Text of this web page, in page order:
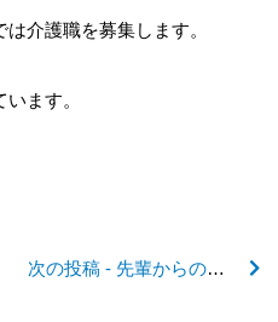
介護職を募集します。
ます。
次の投稿 - 先輩からの声・リニューアル！